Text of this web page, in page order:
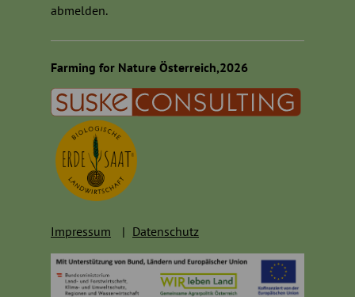
abmelden.
Farming for Nature Österreich,2026
Impressum Datenschutz